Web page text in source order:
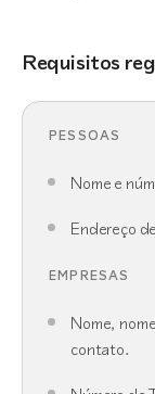
Requisitos
PESSOAS
Nome e
Endereço
EMPRESAS
Nome,
contato.